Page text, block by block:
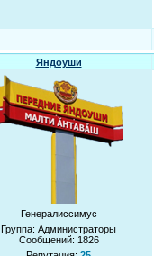
Яндоуши
Генералиссимус
Группа: Администраторы
Сообщений: 1826